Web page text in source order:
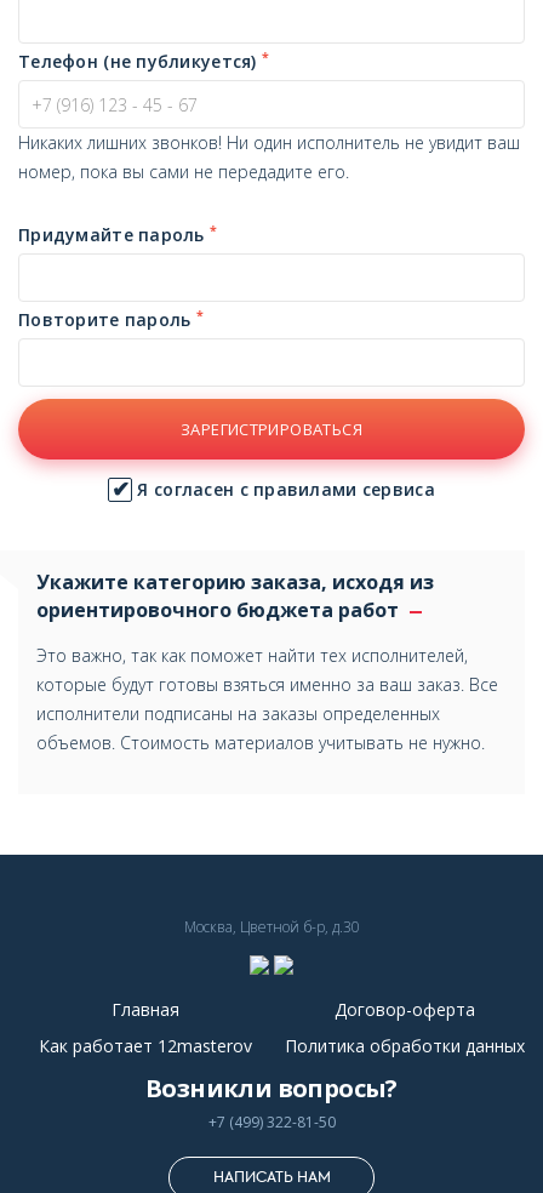
Телефон (не публикуется) *
Никаких лишних звонков! Ни один исполнитель не увидит ваш
номер, пока вы сами не передадите его.
Придумайте пароль*
Повторите пароль *
ЗАРЕГИСТРИРОВАТЬСЯ
Я согласен с правилами сервиса
Укажите категорию заказа, исходя из
ориентировочного бюджета работ
Это важно, так как поможет найти тех исполнителей,
которые будут готовы взяться именно за ваш заказ. Все
исполнители подписаны на заказы определенных
объемов. Стоимость материалов учитывать не нужно.
Москва, Цветной б-р, д.30
Главная
Договор-оферта
Как работает 12masterov
Политика обработки данных
Возникли вопросы?
+7 (499) 322-81-50
НАПИСАТЬ НАМ